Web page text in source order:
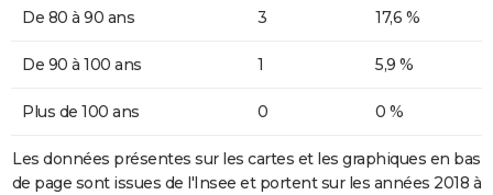
De 80 à 90 ans 3 17,6 %
De 90 à 100 ans 1 5,9 %
Plus de 100 ans 0 0 %
Les données présentes sur les cartes et les graphiques en bas
de page sont issues de l'Insee et portent sur les années 2018 à